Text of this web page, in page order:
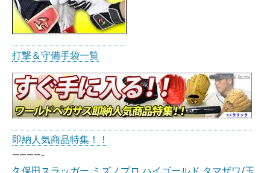
打撃＆守備手袋一覧
即納人気商品特集！！
————-